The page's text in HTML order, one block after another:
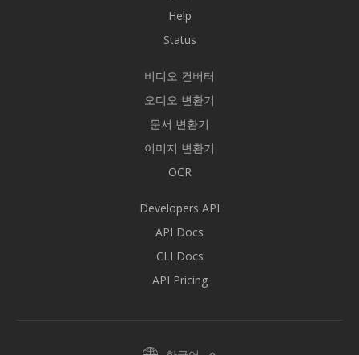
Help
Status
비디오 컨버터
오디오 변환기
문서 변환기
이미지 변환기
OCR
Developers API
API Docs
CLI Docs
API Pricing